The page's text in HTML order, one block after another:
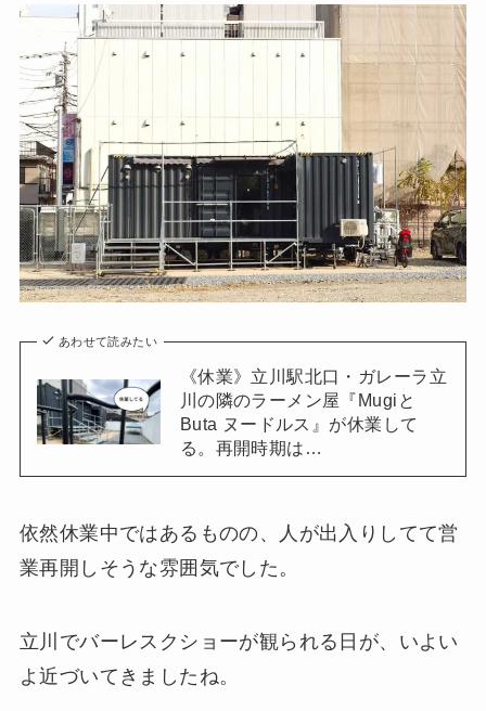
あわせて読みたい
《休業》立川駅北口・ガレーラ立
川の隣のラーメン屋『Mugiと
Buta ヌードルス』が休業して
る。再開時期は…
依然休業中ではあるものの、人が出入りしてて営
業再開しそうな雰囲気でした。
立川でバーレスクショーが観られる日が、いよい
よ近づいてきましたね。